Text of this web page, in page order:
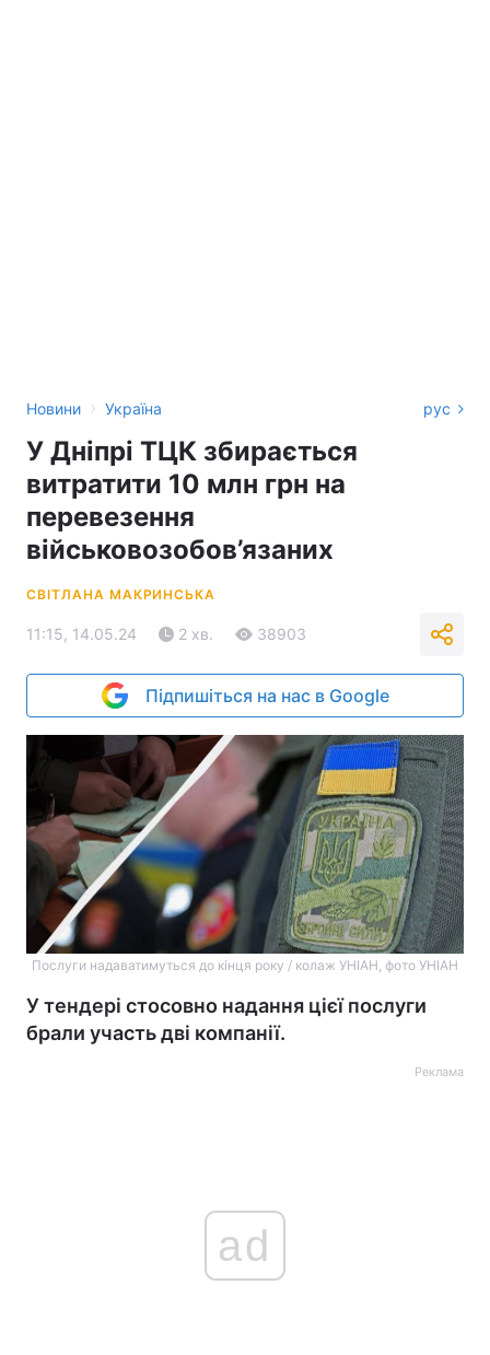
Новини › Україна рус
У Дніпрі ТЦК збирається
витратити 10 млн грн на
перевезення
військовозобов’язаних
СВІТЛАНА МАКРИНСЬКА
11:15, 14.05.24 2 хв. 38903
Підпишіться на нас в Google
Послуги надаватимуться до кінця року / колаж УНІАН, фото УНІАН
У тендері стосовно надання цієї послуги
брали участь дві компанії.
Реклама
ad